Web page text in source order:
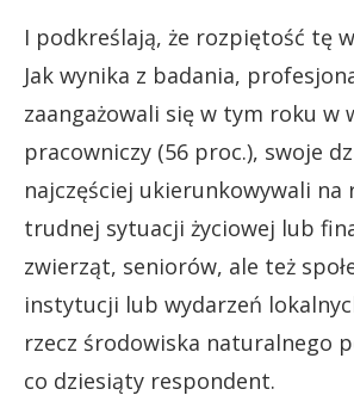
I podkreślają, że rozpiętość tę
Jak wynika z badania,
zaangażowali się w tym roku w
pracowniczy (56 proc.), swoje
najczęściej ukierunkowywali na
trudnej sytuacji życiowej lub
zwierząt, seniorów, ale też
instytucji lub wydarzeń
rzecz środowiska naturalnego
co dziesiąty respondent.